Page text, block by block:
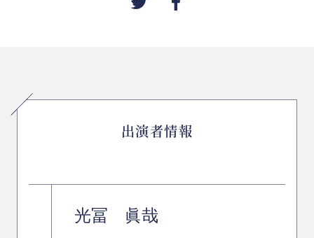
出演者情報
光冨 眞哉